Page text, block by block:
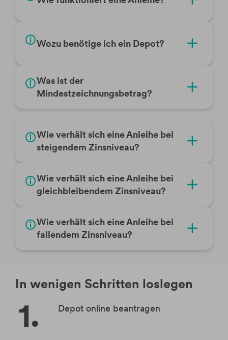
Wozu benötige ich ein Depot?
Was ist der
Mindestzeichnungsbetrag?
Wie verhält sich eine Anleihe bei
steigendem Zinsniveau?
Wie verhält sich eine Anleihe bei
gleichbleibendem Zinsniveau?
Wie verhält sich eine Anleihe bei
fallendem Zinsniveau?
In wenigen Schritten loslegen
Depot online beantragen